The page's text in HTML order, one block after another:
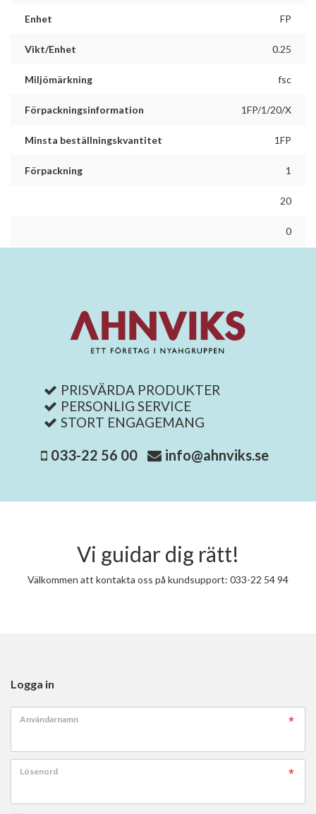
Enhet FP
Vikt/Enhet 0.25
Miljömärkning fsc
Förpackningsinformation 1FP/1/20/X
Minsta beställningskvantitet 1FP
Förpackning 1
20
0
PRISVÄRDA PRODUKTER
PERSONLIG SERVICE
STORT ENGAGEMANG
033-22 56 00 info@ahnviks.se
Vi guidar dig rätt!
Välkommen att kontakta oss på kundsupport: 033-22 54 94
Logga in
Användarnamn
Lösenord